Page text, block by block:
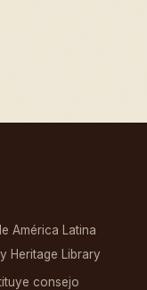
América Latina
Heritage Library
consejo